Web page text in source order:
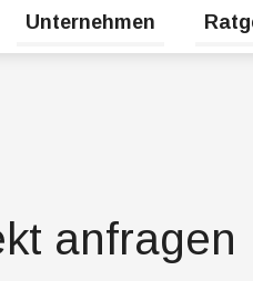
Untermenü für Karriere
Unternehmen
anfragen